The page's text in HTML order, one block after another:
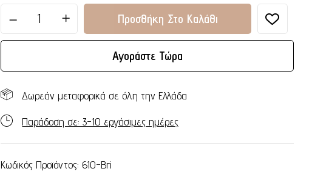
Προσθήκη Στο Καλάθι
Αγοράστε Τώρα
Δωρεάν μεταφορικά σε όλη την Ελλάδα
Παράδοση σε: 3-10 εργάσιμες ημέρες
Κωδικός Προϊόντος: 610-Bri